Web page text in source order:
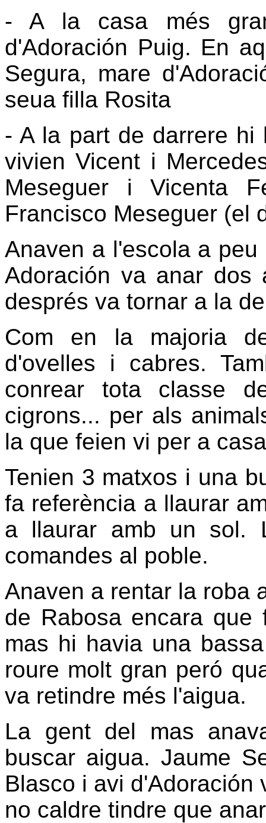
- A la casa més
d'Adoración Puig. En
Segura, mare
seua filla Rosita
- A la part de darrere
vivien Vicent i
Meseguer i Vicenta
Francisco Meseguer (el
Anaven a l'escola a
Adoración va anar
després va tornar a la
Com en la majoria
d'ovelles i cabres.
conrear tota classe
cigrons... per als
la que feien vi per a
Tenien 3 matxos i una
fa referència a llaurar
a llaurar amb un sol.
comandes al poble.
Anaven a rentar la roba
de Rabosa encara
mas hi havia una
roure molt gran peró
va retindre més l'aigua.
La gent del mas
buscar aigua. Jaume
Blasco i avi d'Adoración
no caldre tindre que